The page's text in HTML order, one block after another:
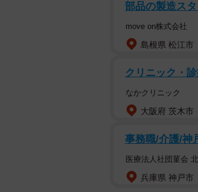
「愛おしい」と
「昔私自身が、手
「子のほっぺがぷ
の？！お口あーん
診で見てもらった
「うちの下の子も
部品の製造ス
move on株式会社
島根県 松江市
クリニック・
なかクリニック
大阪府 茨木市
事務職/介護/神
医療法人社団菫会
兵庫県 神戸市